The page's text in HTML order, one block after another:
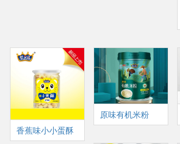
香蕉味小小蛋酥
原味有机米粉